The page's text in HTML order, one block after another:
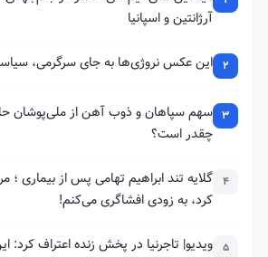
آرژانتین و اسپانیا
2 این عکس نروژی‌ها به جای سرگرمی،
3 سهم سپاهان و ذوب آهن از ملی‌پوشان
چقدر است؟
4 گلایه تند ابراهیم تهامی پس از بیماری ؛
کرد، به زودی افشاگری می‌کنم!
5 ویدیو| تاجرنیا در پخش زنده اعتراف کرد: